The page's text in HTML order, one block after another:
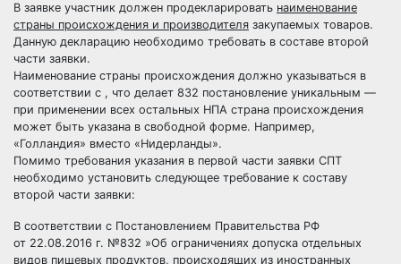
В заявке участник должен продекларировать наименование
страны происхождения и производителя закупаемых товаров.
Данную декларацию необходимо требовать в составе второй
части заявки.
Наименование страны происхождения должно указываться в
соответствии с , что делает 832 постановление уникальным —
при применении всех остальных НПА страна происхождения
может быть указана в свободной форме. Например,
«Голландия» вместо «Нидерланды».
Помимо требования указания в первой части заявки СПТ
необходимо установить следующее требование к составу
второй части заявки:
В соответствии с Постановлением Правительства РФ
от 22.08.2016 г. №832 »Об ограничениях допуска отдельных
видов пищевых продуктов, происходящих из иностранных